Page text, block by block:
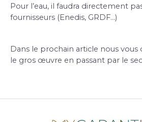
Pour l’eau, il faudra directement
fournisseurs (Enedis, GRDF…)
Dans le prochain article nous
le gros œuvre en passant par le